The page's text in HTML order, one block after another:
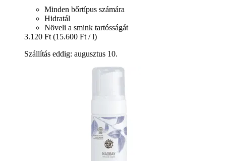
Minden bőrtípus számára
Hidratál
Növeli a smink tartósságát
3.120 Ft (15.600 Ft / l)
Szállítás eddig: augusztus 10.